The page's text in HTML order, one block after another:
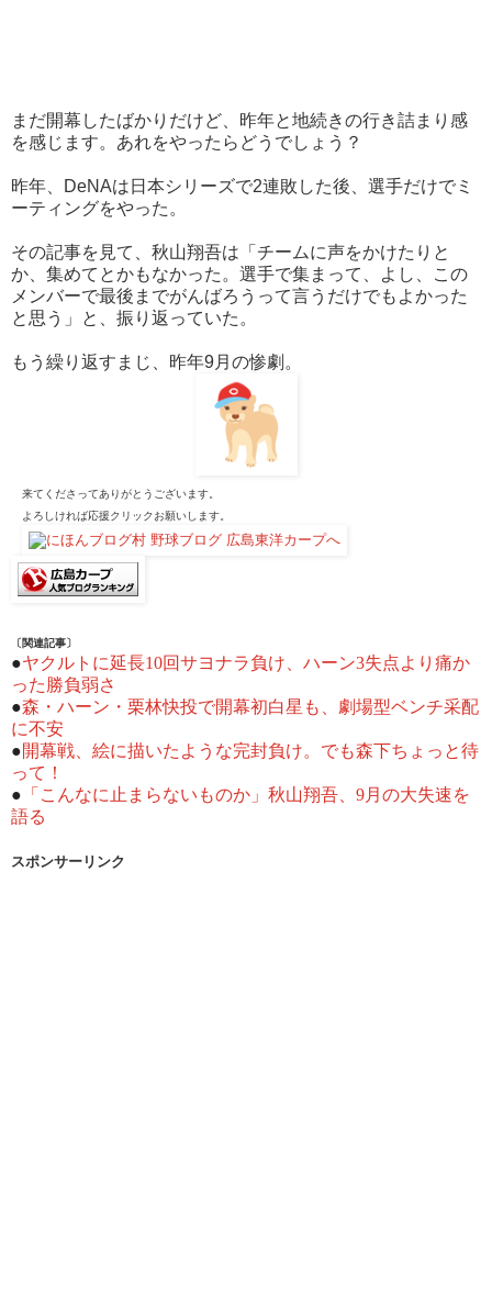
まだ開幕したばかりだけど、昨年と地続きの行き詰まり感
を感じます。あれをやったらどうでしょう？
昨年、DeNAは日本シリーズで2連敗した後、選手だけでミ
ーティングをやった。
その記事を見て、秋山翔吾は「チームに声をかけたりと
か、集めてとかもなかった。選手で集まって、よし、この
メンバーで最後までがんばろうって言うだけでもよかった
と思う」と、振り返っていた。
もう繰り返すまじ、昨年9月の惨劇。
来てくださってありがとうございます。
よろしければ応援クリックお願いします。
〔関連記事〕
●ヤクルトに延長10回サヨナラ負け、ハーン3失点より痛か
った勝負弱さ
●森・ハーン・栗林快投で開幕初白星も、劇場型ベンチ采配
に不安
●開幕戦、絵に描いたような完封負け。でも森下ちょっと待
って！
● 「こんなに止まらないものか」秋山翔吾、9月の大失速を
語る
スポンサーリンク